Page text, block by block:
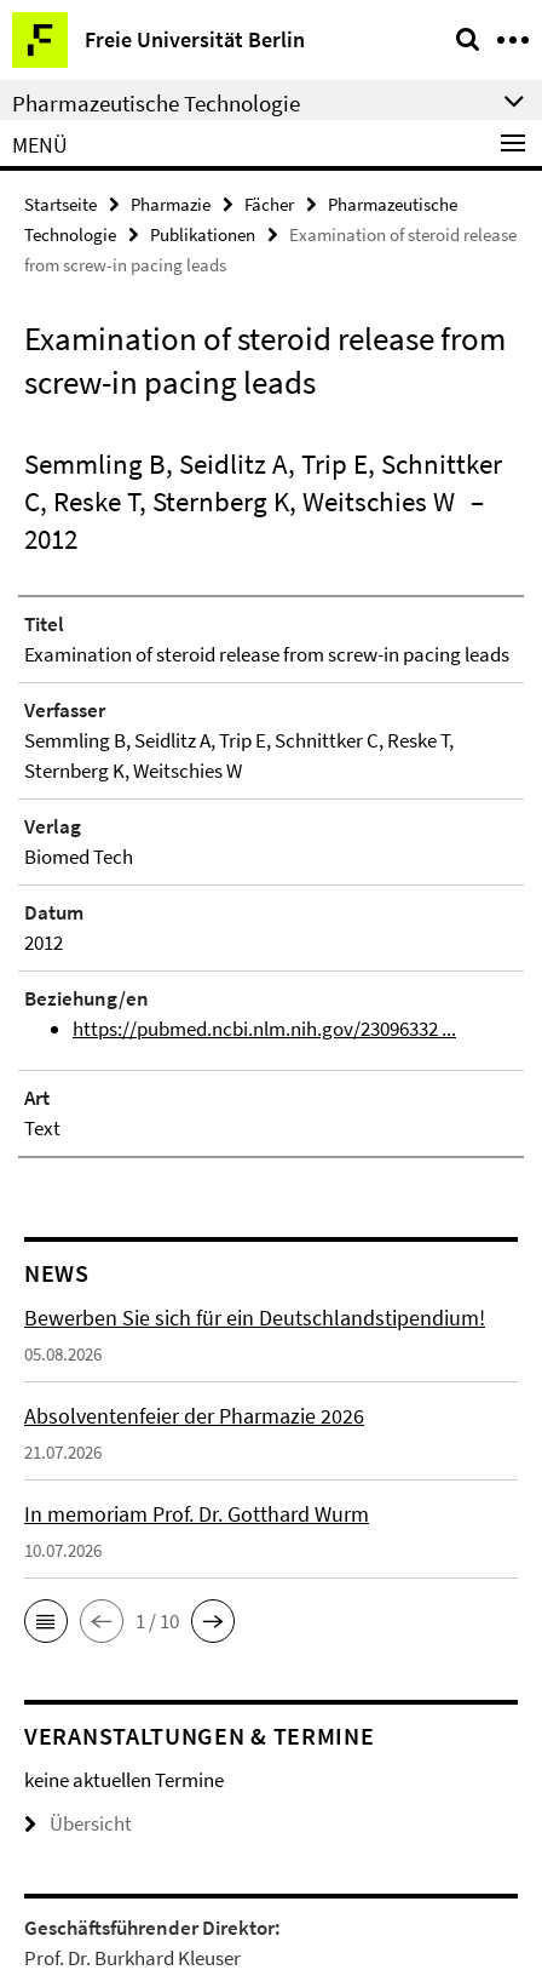
Springe
direkt
zu
Inhalt
Freie Universität Berlin
Service-
Navigation
Pharmazeutische Technologie
MENÜ
Startseite Pharmazie Fächer
Pharmazeutische
Technologie
Publikationen
Examination of steroid release
from screw-in pacing leads
Examination of steroid release from
screw-in pacing leads
Semmling B, Seidlitz A, Trip E, Schnittker
C, Reske T, Sternberg K, Weitschies W –
2012
Titel
Examination of steroid release from screw-in pacing leads
Verfasser
Semmling B, Seidlitz A, Trip E, Schnittker C, Reske T,
Sternberg K, Weitschies W
Verlag
Biomed Tech
Datum
2012
Beziehung/en
https://pubmed.ncbi.nlm.nih.gov/23096332 ...
Art
Text
NEWS
Bewerben Sie sich für ein Deutschlandstipendium!
05.08.2026
Absolventenfeier der Pharmazie 2026
21.07.2026
In memoriam Prof. Dr. Gotthard Wurm
10.07.2026
1 / 10
VERANSTALTUNGEN & TERMINE
keine aktuellen Termine
Übersicht
Geschäftsführender Direktor:
Prof. Dr. Burkhard Kleuser